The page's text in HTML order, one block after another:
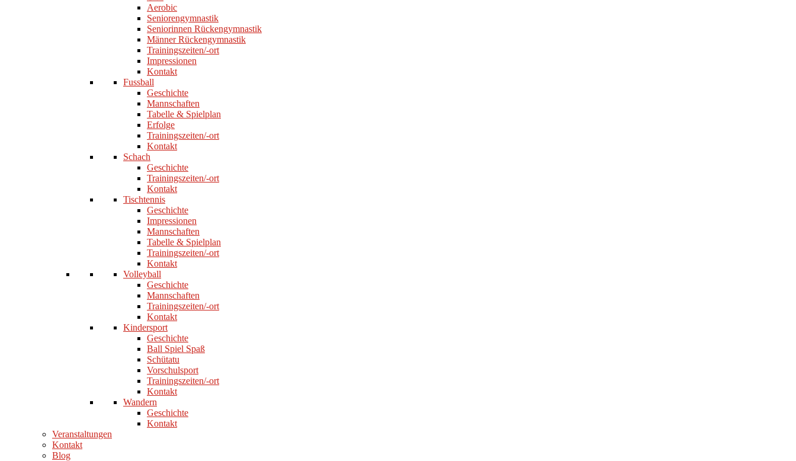
Aerobic
Seniorengymnastik
Seniorinnen Rückengymnastik
Männer Rückengymnastik
Trainingszeiten/-ort
Impressionen
Kontakt
Fussball
Geschichte
Mannschaften
Tabelle & Spielplan
Erfolge
Trainingszeiten/-ort
Kontakt
Schach
Geschichte
Trainingszeiten/-ort
Kontakt
Tischtennis
Geschichte
Impressionen
Mannschaften
Tabelle & Spielplan
Trainingszeiten/-ort
Kontakt
Volleyball
Geschichte
Mannschaften
Trainingszeiten/-ort
Kontakt
Kindersport
Geschichte
Ball Spiel Spaß
Schütatu
Vorschulsport
Trainingszeiten/-ort
Kontakt
Wandern
Geschichte
Kontakt
Veranstaltungen
Kontakt
Blog